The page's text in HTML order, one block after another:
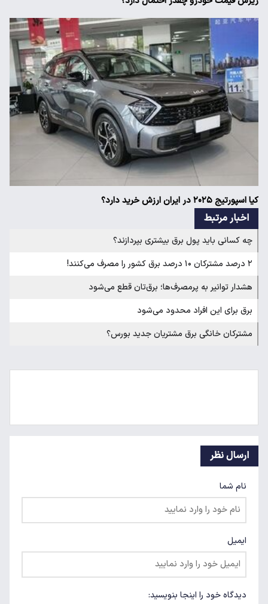
کیا اسپورتیج ۲۰۲۵ در ایران ارزش خرید دارد؟
اخبار مرتبط
چه کسانی باید پول برق بیشتری بپردازند؟
۲ درصد مشترکان ۱۰ درصد برق کشور را مصرف می‌کنند!
هشدار توانیر به پرمصرف‌ها؛ برق‌تان قطع می‌شود
برق برای این افراد محدود می‌شود
مشترکان خانگی برق مشتریان جدید بورس؟
ارسال نظر
نام شما
ایمیل
دیدگاه خود را اینجا بنویسید: